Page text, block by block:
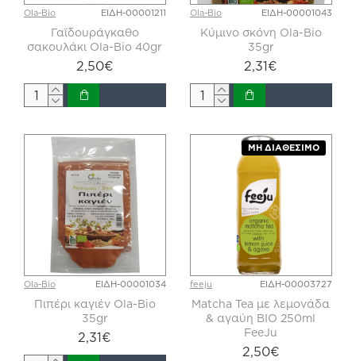
Ola-Bio ΕΙΔΗ-00001211
Γαϊδουράγκαθο
σακουλάκι Ola-Bio 40gr
2,50€
Ola-Bio ΕΙΔΗ-00001043
Κύμινο σκόνη Ola-Bio
35gr
2,31€
Ola-Bio ΕΙΔΗ-00001034
Πιπέρι καγιέν Ola-Bio
35gr
2,31€
ΜΗ ΔΙΑΘΈΣΙΜΟ
feeju ΕΙΔΗ-00003727
Matcha Tea με λεμονάδα
& αγαύη BIO 250ml
FeeJu
2,50€